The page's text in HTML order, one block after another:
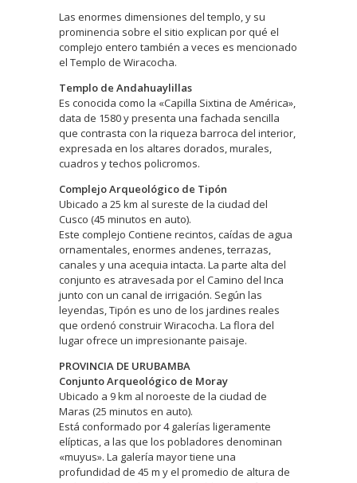
Las enormes dimensiones del templo, y su
prominencia sobre el sitio explican por qué el
complejo entero también a veces es mencionado
el Templo de Wiracocha.
Templo de Andahuaylillas
Es conocida como la «Capilla Sixtina de América»,
data de 1580 y presenta una fachada sencilla
que contrasta con la riqueza barroca del interior,
expresada en los altares dorados, murales,
cuadros y techos policromos.
Complejo Arqueológico de Tipón
Ubicado a 25 km al sureste de la ciudad del
Cusco (45 minutos en auto).
Este complejo Contiene recintos, caídas de agua
ornamentales, enormes andenes, terrazas,
canales y una acequia intacta. La parte alta del
conjunto es atravesada por el Camino del Inca
junto con un canal de irrigación. Según las
leyendas, Tipón es uno de los jardines reales
que ordenó construir Wiracocha. La flora del
lugar ofrece un impresionante paisaje.
PROVINCIA DE URUBAMBA
Conjunto Arqueológico de Moray
Ubicado a 9 km al noroeste de la ciudad de
Maras (25 minutos en auto).
Está conformado por 4 galerías ligeramente
elípticas, a las que los pobladores denominan
«muyus». La galería mayor tiene una
profundidad de 45 m y el promedio de altura de